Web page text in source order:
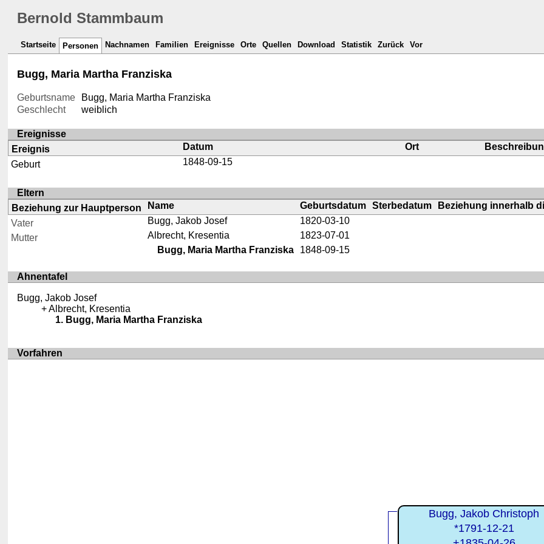
Bernold Stammbaum
Startseite Personen Nachnamen Familien Ereignisse Orte Quellen Download Statistik Zurück Vor
Bugg, Maria Martha Franziska
Geburtsname
Bugg, Maria Martha Franziska
Geschlecht
weiblich
Ereignisse
Ereignis
Datum Ort
Geburt
1848-09-15
Eltern
Beziehung zur Hauptperson
Name Geburtsdatum Sterbedatum
Beziehung innerhalb
Vater
Bugg, Jakob Josef
1820-03-10
Mutter
Albrecht, Kresentia
1823-07-01
Bugg, Maria Martha Franziska
1848-09-15
Ahnentafel
Bugg, Jakob Josef
Albrecht, Kresentia
Bugg, Maria Martha Franziska
Vorfahren
Bugg, Jakob Christoph
*1791-12-21